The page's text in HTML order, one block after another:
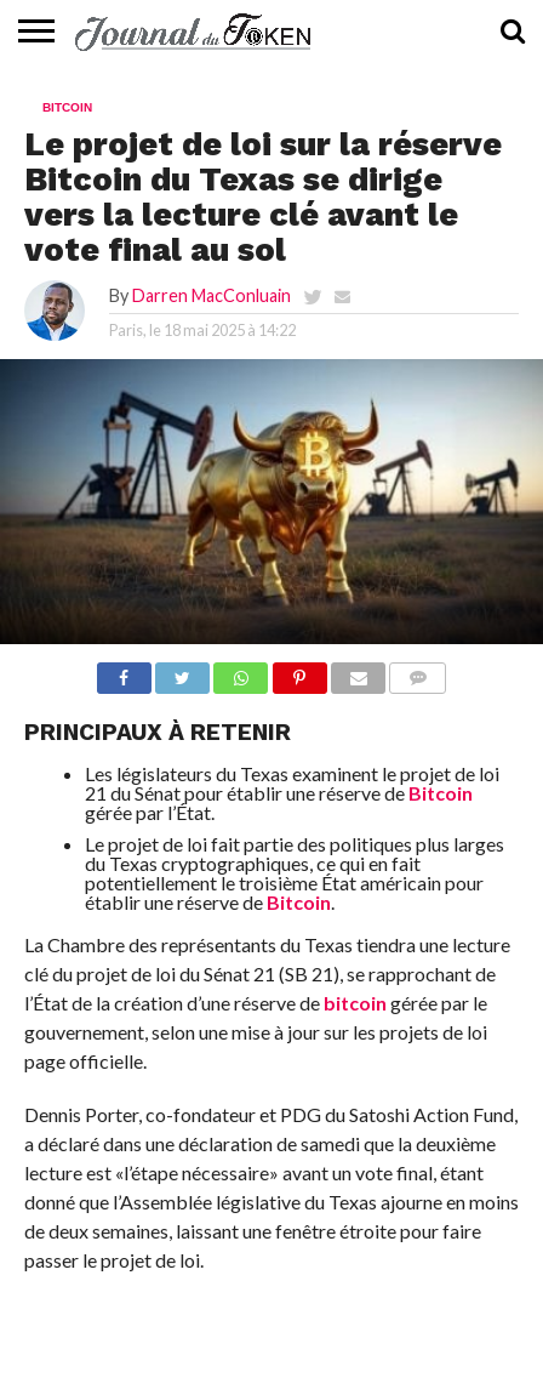
📰
EVALUATION
GUIDE
TENDANCES
À
CONTACTEZ-
BITCOIN
Le projet de loi sur la réserve
Bitcoin du Texas se dirige
vers la lecture clé avant le
vote final au sol
By Darren MacConluain
Paris, le 18 mai 2025 à 14:22
PRINCIPAUX À RETENIR
Les législateurs du Texas examinent le projet de loi
21 du Sénat pour établir une réserve de Bitcoin
gérée par l’État.
Le projet de loi fait partie des politiques plus larges
du Texas cryptographiques, ce qui en fait
potentiellement le troisième État américain pour
établir une réserve de Bitcoin.
La Chambre des représentants du Texas tiendra une lecture
clé du projet de loi du Sénat 21 (SB 21), se rapprochant de
l’État de la création d’une réserve de bitcoin gérée par le
gouvernement, selon une mise à jour sur les projets de loi
page officielle.
Dennis Porter, co-fondateur et PDG du Satoshi Action Fund,
a déclaré dans une déclaration de samedi que la deuxième
lecture est «l’étape nécessaire» avant un vote final, étant
donné que l’Assemblée législative du Texas ajourne en moins
de deux semaines, laissant une fenêtre étroite pour faire
passer le projet de loi.